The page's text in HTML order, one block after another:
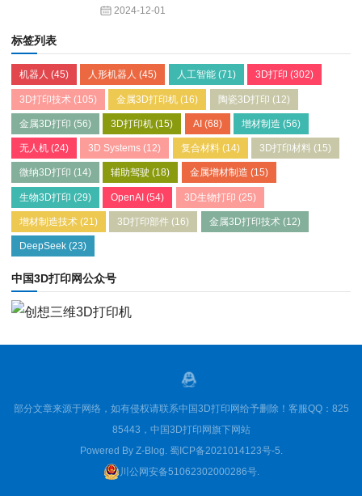
2024-12-01
标签列表
机器人 (45) 人形机器人 (45) 人工智能(71) 3D打印 (302)
3D打印技术 (105) 金属3D打印机 (16) 陶瓷3D打印 (12)
金属3D打印 (56) 3D打印机 (15) AI(68) 增材制造 (56)
无人机 (24) 3D Systems (12) 复合材料(14) 3D打印材料 (15)
微纳3D打印 (14) 辅助驾驶 (18) 金属增材制造 (15)
生物3D打印 (29) OpenAI (54) 3D生物打印 (25)
增材制造技术 (21) 3D打印部件 (16) 金属3D打印技术(12)
DeepSeek (23)
中国3D打印网公众号
部分文章来源于网络，如有侵权请联系中国3D打印网给予删除！客服QQ：825
85443，中国3D打印网旗下网站
Powered By Z-Blog. 蜀ICP备2021014123号-5.
川公网安备51062302000286号.